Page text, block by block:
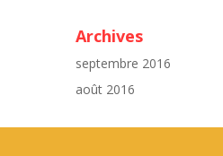
Archives
septembre 2016
août 2016